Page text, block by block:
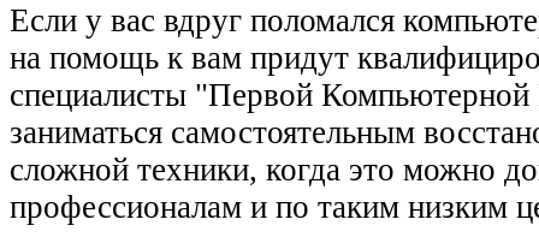
Если у вас вдруг поломался
на помощь к вам придут
специалисты "Первой
заниматься самостоятельным
сложной техники, когда это можно
профессионалам и по таким низким